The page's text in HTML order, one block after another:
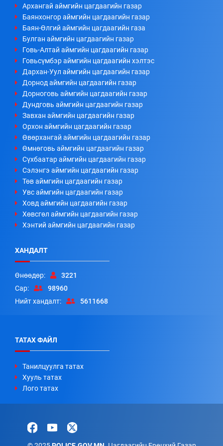
Архангай аймгийн цагдаагийн газар
Баянхонгор аймгийн цагдаагийн газар
Баян-Өлгий аймгийн цагдаагийн газа
Булган аймгийн цагдаагийн газар
Говь-Алтай аймгийн цагдаагийн газар
Говьсүмбэр аймгийн цагдаагийн хэлтэс
Дархан-Уул аймгийн цагдаагийн газар
Дорнод аймгийн цагдаагийн газар
Дорноговь аймгийн цагдаагийн газар
Дундговь аймгийн цагдаагийн газар
Завхан аймгийн цагдаагийн газар
Орхон аймгийн цагдаагийн газар
Өвөрхангай аймгийн цагдаагийн газар
Өмнөговь аймгийн цагдаагийн газар
Сүхбаатар аймгийн цагдаагийн газар
Сэлэнгэ аймгийн цагдаагийн газар
Төв аймгийн цагдаагийн газар
Увс аймгийн цагдаагийн газар
Ховд аймгийн цагдаагийн газар
Хөвсгөл аймгийн цагдаагийн газар
Хэнтий аймгийн цагдаагийн газар
ХАНДАЛТ
Өнөөдөр:
3221
Сар:
98960
Нийт хандалт:
5611668
ТАТАХ ФАЙЛ
Танилцуулга татах
Хууль татах
Лого татах